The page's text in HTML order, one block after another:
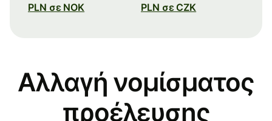
PLN σε NOK PLN σε CZK
Αλλαγή νομίσματος
προέλευσης